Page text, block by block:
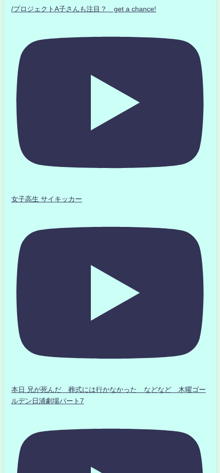
/プロジェクトA子さんも注目？ get a chance!
女子高生 サイキッカー
本日 兄が死んだ 葬式には行かなかった などなど 木曜ゴー
ルデン日浦劇場パート7